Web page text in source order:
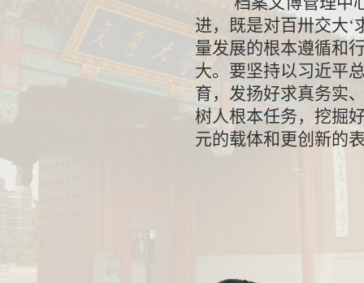
进，既是对百卅交大
量发展的根本遵循和
大。要坚持以习近平
育，发扬好求真务实
树人根本任务，挖掘
元的载体和更创新的